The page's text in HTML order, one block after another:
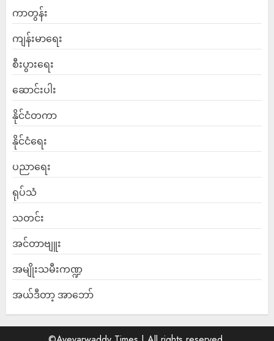
ကာတွန်း
ကျန်းမာရေး
စီးပွားရေး
ဆောင်းပါး
နိုင်ငံတကာ
နိုင်ငံရေး
ပညာရေး
ရုပ်သံ
သတင်း
အင်တာဗျူး
အမျိုးသမီးကဏ္ဍ
အယ်ဒီတာ့ အာဘော်